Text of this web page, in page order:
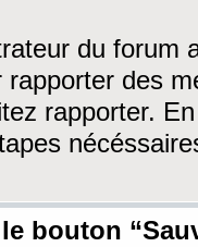
du forum
rapporter des
rapporter.
le bouton